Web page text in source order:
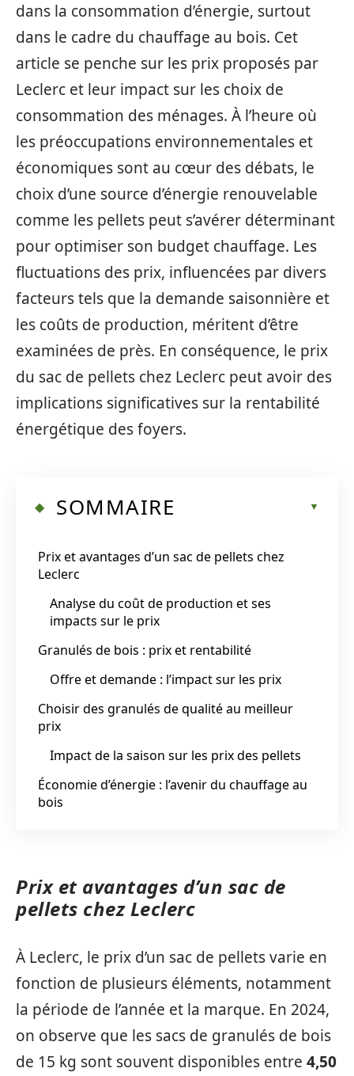
dans la consommation d’énergie, surtout
dans le cadre du chauffage au bois. Cet
article se penche sur les prix proposés par
Leclerc et leur impact sur les choix de
consommation des ménages. À l’heure où
les préoccupations environnementales et
économiques sont au cœur des débats, le
choix d’une source d’énergie renouvelable
comme les pellets peut s’avérer déterminant
pour optimiser son budget chauffage. Les
fluctuations des prix, influencées par divers
facteurs tels que la demande saisonnière et
les coûts de production, méritent d’être
examinées de près. En conséquence, le prix
du sac de pellets chez Leclerc peut avoir des
implications significatives sur la rentabilité
énergétique des foyers.
SOMMAIRE
Prix et avantages d’un sac de pellets chez
Leclerc
Analyse du coût de production et ses
impacts sur le prix
Granulés de bois : prix et rentabilité
Offre et demande : l’impact sur les prix
Choisir des granulés de qualité au meilleur
prix
Impact de la saison sur les prix des pellets
Économie d’énergie : l’avenir du chauffage au
bois
Prix et avantages d’un sac de
pellets chez Leclerc
À Leclerc, le prix d’un sac de pellets varie en
fonction de plusieurs éléments, notamment
la période de l’année et la marque. En 2024,
on observe que les sacs de granulés de bois
de 15 kg sont souvent disponibles entre 4,50